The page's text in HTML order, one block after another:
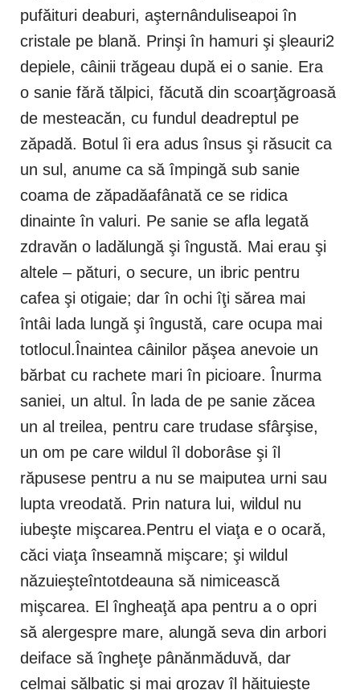
pufăituri deaburi, aşternânduliseapoi în
cristale pe blană. Prinşi în hamuri şi şleauri2
depiele, câinii trăgeau după ei o sanie. Era
o sanie fără tălpici, făcută din scoarţăgroasă
de mesteacăn, cu fundul deadreptul pe
zăpadă. Botul îi era adus însus şi răsucit ca
un sul, anume ca să împingă sub sanie
coama de zăpadăafânată ce se ridica
dinainte în valuri. Pe sanie se afla legată
zdravăn o ladălungă şi îngustă. Mai erau şi
altele – pături, o secure, un ibric pentru
cafea şi otigaie; dar în ochi îţi sărea mai
întâi lada lungă şi îngustă, care ocupa mai
totlocul.Înaintea câinilor păşea anevoie un
bărbat cu rachete mari în picioare. Înurma
saniei, un altul. În lada de pe sanie zăcea
un al treilea, pentru care trudase sfârşise,
un om pe care wildul îl doborâse şi îl
răpusese pentru a nu se maiputea urni sau
lupta vreodată. Prin natura lui, wildul nu
iubeşte mişcarea.Pentru el viaţa e o ocară,
căci viaţa înseamnă mişcare; şi wildul
năzuieşteîntotdeauna să nimicească
mişcarea. El îngheaţă apa pentru a o opri
să alergespre mare, alungă seva din arbori
deiface să îngheţe pânănmăduvă, dar
celmai sălbatic şi mai grozav îl hăituieşte